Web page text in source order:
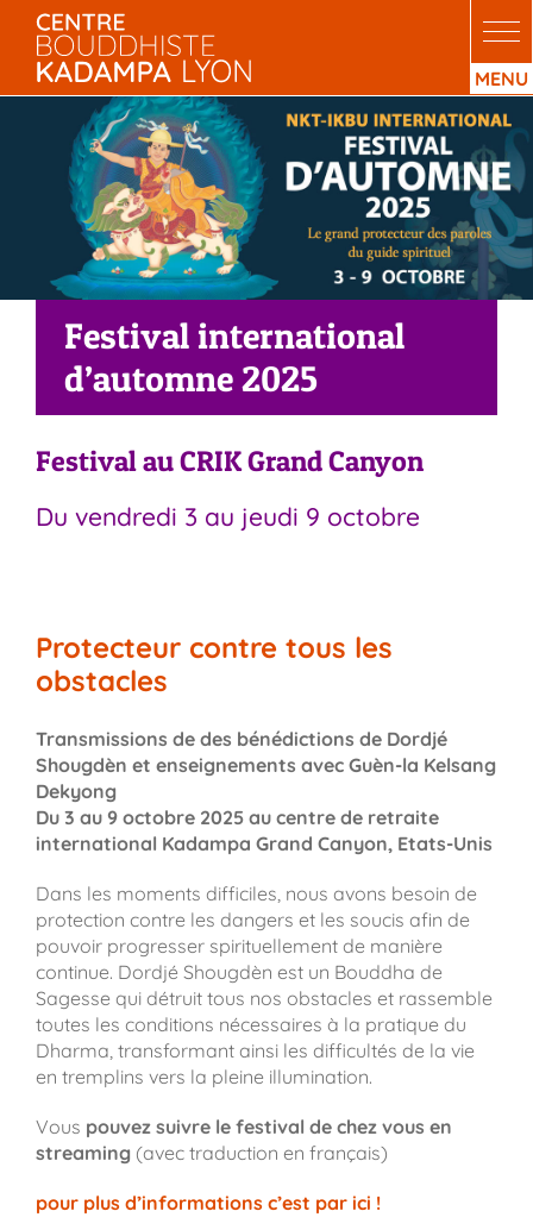
Passer
contenu
Festival international
d’automne 2025
Festival au CRIK Grand Canyon
Du vendredi 3 au jeudi 9 octobre
Protecteur contre tous les
obstacles
Transmissions de des bénédictions de Dordjé
Shougdèn et enseignements avec Guèn-la Kelsang
Dekyong
Du 3 au 9 octobre 2025 au centre de retraite
international Kadampa Grand Canyon, Etats-Unis
Dans les moments difficiles, nous avons besoin de
protection contre les dangers et les soucis afin de
pouvoir progresser spirituellement de manière
continue. Dordjé Shougdèn est un Bouddha de
Sagesse qui détruit tous nos obstacles et rassemble
toutes les conditions nécessaires à la pratique du
Dharma, transformant ainsi les difficultés de la vie
en tremplins vers la pleine illumination.
Vous pouvez suivre le festival de chez vous en
streaming(avec traduction en français)
pour plus d’informations c’est par ici !